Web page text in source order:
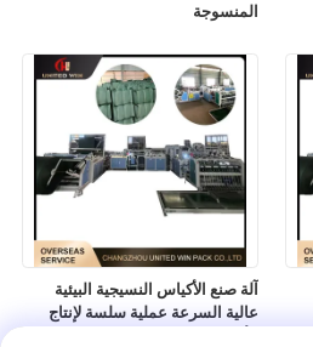
المنسوجة
آلة صنع الأكياس النسيجية البيئية
عالية السرعة عملية سلسة لإنتاج